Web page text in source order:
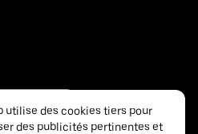
utilise des cookies tiers pour
des publicités pertinentes et